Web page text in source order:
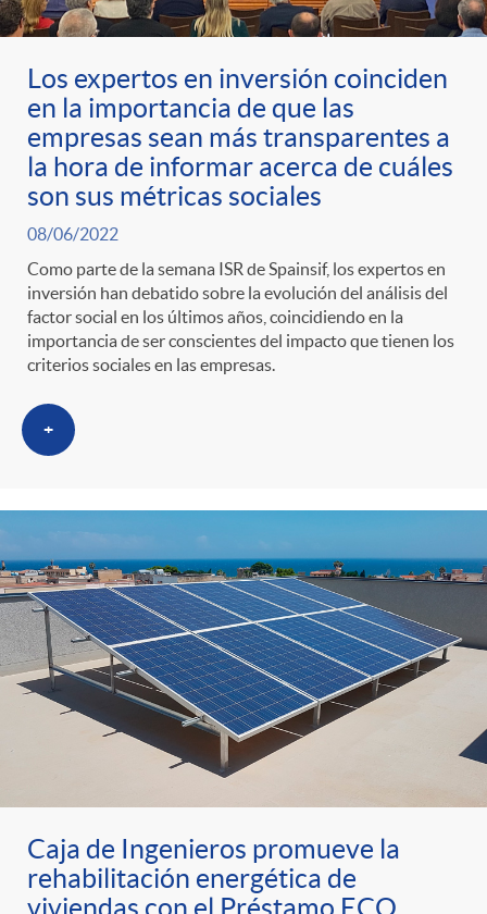
Los expertos en inversión coinciden
en la importancia de que las
empresas sean más transparentes a
la hora de informar acerca de cuáles
son sus métricas sociales
08/06/2022
Como parte de la semana ISR de Spainsif, los expertos en
inversión han debatido sobre la evolución del análisis del
factor social en los últimos años, coincidiendo en la
importancia de ser conscientes del impacto que tienen los
criterios sociales en las empresas.
+
Caja de Ingenieros promueve la
rehabilitación energética de
viviendas con el Préstamo ECO